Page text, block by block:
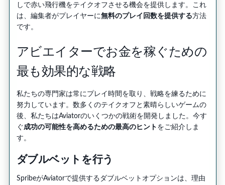
しで赤い飛行機をテイクオフさせる機会を提供します。これ
は、編集者がプレイヤーに無料のプレイ回数を提供する方法
です。
アビエイターでお金を稼ぐための
最も効果的な戦略
私たちの専門家は常にプレイ時間を取り、戦略を練るために
努力しています。数多くのテイクオフと素晴らしいゲームの
後、私たちはAviatorのいくつかの戦術を開発しました。今す
ぐ成功の可能性を高めるための最高のヒント をご紹介しま
す。
ダブルベットを行う
SpribeがAviatorで提供するダブルベットオプションは、理由